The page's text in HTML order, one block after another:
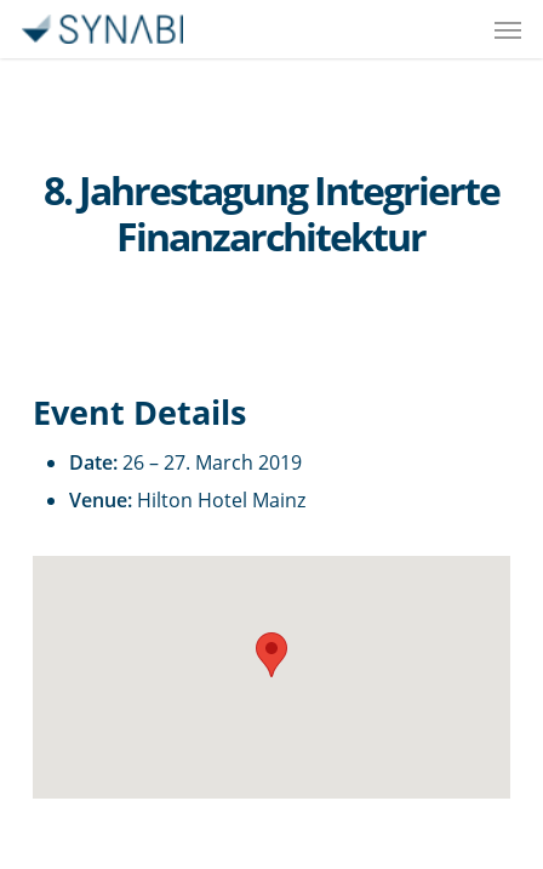
8. Jahrestagung Integrierte
Finanzarchitektur
Event Details
Date:26–27. March 2019
Venue: Hilton Hotel Mainz